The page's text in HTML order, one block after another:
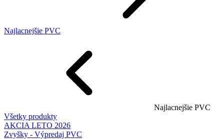
Najlacnejšie PVC
Najlacnejšie PVC
Všetky produkty
AKCIA LETO 2026
Zvyšky - Výpredaj PVC